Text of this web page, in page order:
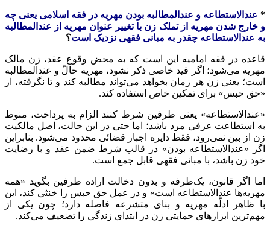
* عندالاستطاعه و عندالمطالبه بودن مهریه در فقه اسلامی یعنی چه
و خارج شدن مهریه از تملک زن با تغییر عنوان مهریه از عندالمطالبه
به عندالاستطاعه چقدر به مبانی فقهی نزدیک است؟
قاعده در فقه امامیه این است که به محض وقوع عقد، زن مالک
مهریه می‌شود؛ اگر قید خاصی ذکر نشود، مهریه حالّ و عندالمطالبه
است؛ یعنی زن هر زمان بخواهد می‌تواند مطالبه کند و تا نگرفته، از
«حق حبس» برای تمکین خاص استفاده کند.
«عندالاستطاعه» یعنی طرفین شرط کنند الزام به پرداخت، منوط
به استطاعت عرفی مرد باشد؛ اما حتی در این حالت، اصل مالکیت
زن از بین نمی‌رود، فقط دایره اجبار قضائی محدود می‌شود. بنابراین
اگر «عندالاستطاعه بودن» در قالب شرط ضمن عقد و با رضایت
خود زن باشد، با مبانی فقهی قابل جمع است.
اما اگر قانون، یک‌طرفه و بدون دخالت اراده طرفین بگوید «همه
مهریه‌ها عندالاستطاعه است» و در عمل حق حبس را خنثی کند، این
با ظاهر ادلّه مهریه و بنای متشرعه فاصله دارد؛ چون یکی از
مهم‌ترین ابزارهای حمایتی زن در ابتدای زندگی را تضعیف می‌کند.